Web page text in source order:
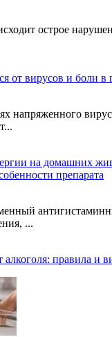
острое
от вирусов и боли в
напряженного
на домашних
препарата
...
алкоголя: правила и